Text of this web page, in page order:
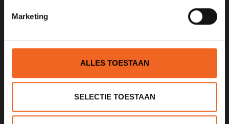
Marketing
ALLES TOESTAAN
SELECTIE TOESTAAN